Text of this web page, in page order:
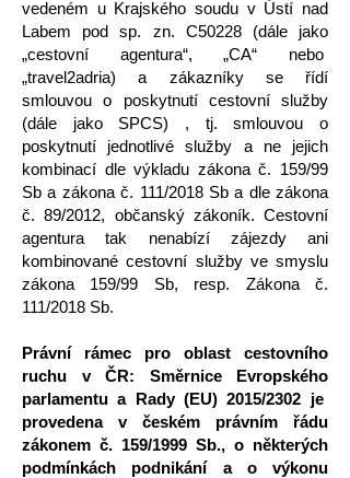
vedeném u Krajského soudu v Ústí nad
Labem pod sp. zn. C50228 (dále jako
„cestovní agentura“, „CA“ nebo
„travel2adria) a zákazníky se řídí
smlouvou o poskytnutí cestovní služby
(dále jako SPCS) , tj. smlouvou o
poskytnutí jednotlivé služby a ne jejich
kombinací dle výkladu zákona č. 159/99
Sb a zákona č. 111/2018 Sb a dle zákona
č. 89/2012, občanský zákoník. Cestovní
agentura tak nenabízí zájezdy ani
kombinované cestovní služby ve smyslu
zákona 159/99 Sb, resp. Zákona č.
111/2018 Sb.
Právní rámec pro oblast cestovního
ruchu v ČR: Směrnice Evropského
parlamentu a Rady (EU) 2015/2302 je
provedena v českém právním řádu
zákonem č. 159/1999 Sb., o některých
podmínkách podnikání a o výkonu